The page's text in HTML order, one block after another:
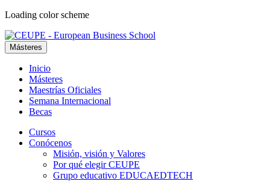
Loading color scheme
Másteres
Inicio
Másteres
Maestrías Oficiales
Semana Internacional
Becas
Cursos
Conócenos
Misión, visión y Valores
Por qué elegir CEUPE
Grupo educativo EDUCAEDTECH